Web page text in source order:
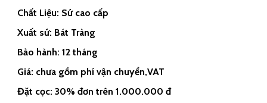
Chất Liệu: Sứ cao cấp
Xuất sứ: Bát Tràng
Bảo hành: 12 tháng
Giá: chưa gồm phí vận chuyển,VAT
Đặt cọc: 30% đơn trên 1.000.000 đ